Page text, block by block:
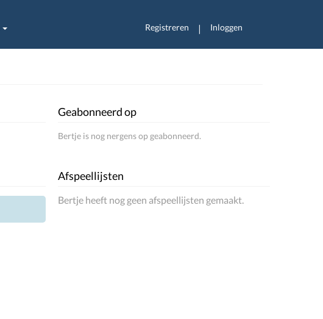
Registreren | Inloggen
Geabonneerd op
Bertje is nog nergens op geabonneerd.
Afspeellijsten
Bertje heeft nog geen afspeellijsten gemaakt.